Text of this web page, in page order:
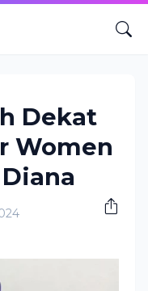
Dekat
Women